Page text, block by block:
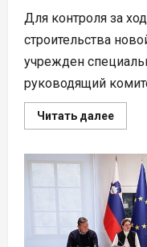
Для контроля за
строительства
учрежден
руководящий
Читать далее
Чехия
и
Корея